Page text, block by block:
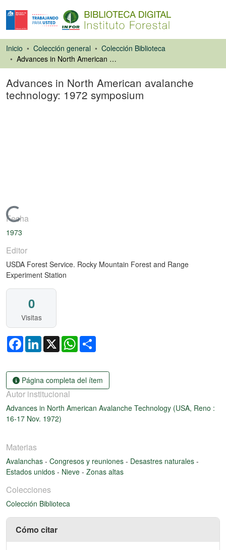
Inicio Colección general
Colección Biblioteca
Advances in North American avalanche technology: 1972 symposium
Advances in North American avalanche
technology: 1972 symposium
Cargando...
Fecha
1973
Editor
USDA Forest Service. Rocky Mountain Forest and Range
Experiment Station
0
Visitas
FacebookLinkedIn
X WhatsApp
Página completa del ítem
Autor institucional
Advances in North American Avalanche Technology (USA, Reno :
16-17 Nov. 1972)
Materias
Avalanchas - Congresos y reuniones - Desastres naturales -
Estados unidos - Nieve - Zonas altas
Colecciones
Colección Biblioteca
Cómo citar